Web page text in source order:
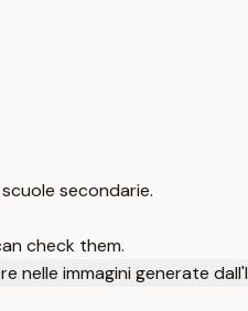
secondarie.
check them.
nelle immagini generate